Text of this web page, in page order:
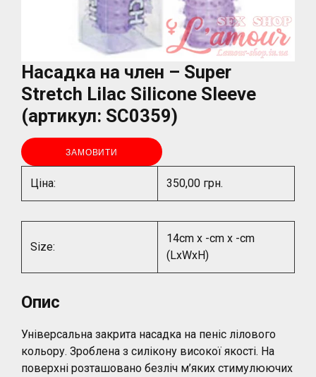
Насадка на член – Super
Stretch Lilac Silicone Sleeve
(артикул: SC0359)
ЗАМОВИТИ
Ціна: 350,00 грн.
Size:
14cm x -cm x -cm
(LxWxH)
Опис
Універсальна закрита насадка на пеніс лілового
кольору. Зроблена з силікону високої якості. На
поверхні розташовано безліч м’яких стимулюючих